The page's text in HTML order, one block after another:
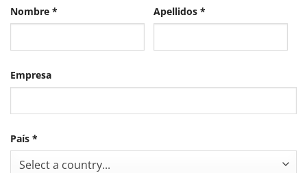
Nombre * Apellidos *
Empresa
País *
Select a country...